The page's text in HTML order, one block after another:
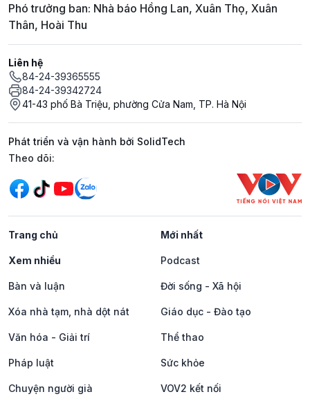
Phó trưởng ban: Nhà báo Hồng Lan, Xuân Thọ, Xuân
Thân, Hoài Thu
Liên hệ
84-24-39365555
84-24-39342724
41-43 phố Bà Triệu, phường Cửa Nam, TP. Hà Nội
Phát triển và vận hành bởi SolidTech
Mạng xã hội
Theo dõi:
Trang chủ Mới nhất
Xem nhiều Podcast
Bàn và luận Đời sống - Xã hội
Xóa nhà tạm, nhà dột nát Giáo dục - Đào tạo
Văn hóa - Giải trí Thể thao
Pháp luật Sức khỏe
Chuyện người già VOV2 kết nối